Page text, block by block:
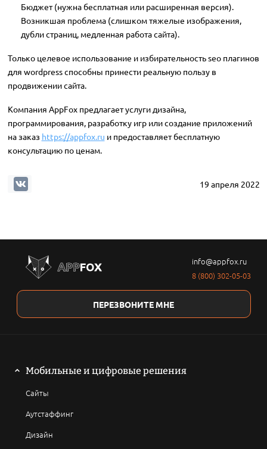
Бюджет (нужна бесплатная или расширенная версия).
Возникшая проблема (слишком тяжелые изображения,
дубли страниц, медленная работа сайта).
Только целевое использование и избирательность seo плагинов
для wordpress способны принести реальную пользу в
продвижении сайта.
Компания AppFox предлагает услуги дизайна,
программирования, разработку игр или создание приложений
на заказ https://appfox.ru и предоставляет бесплатную
консультацию по ценам.
19 апреля 2022
info@appfox.ru
8 (800) 302-05-03
ПЕРЕЗВОНИТЕ МНЕ
Мобильные и цифровые решения
Сайты
Аутстаффинг
Дизайн